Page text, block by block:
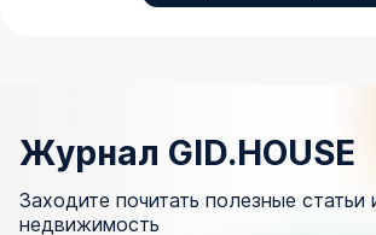
Журнал GID.HOUSE
Заходите почитать полезные статьи
недвижимость